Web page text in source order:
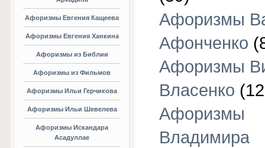
Афоризмы Евгения Кащеева
Афоризмы Евгения Ханкина
Афоризмы из Библии
Афоризмы из Фильмов
Афоризмы Ильи Герчикова
Афоризмы Ильи Шевелева
Афоризмы Искандара
Асадуллае
Афоризмы
Афонченко
Афоризмы
Власенко
Афоризмы
Владимира